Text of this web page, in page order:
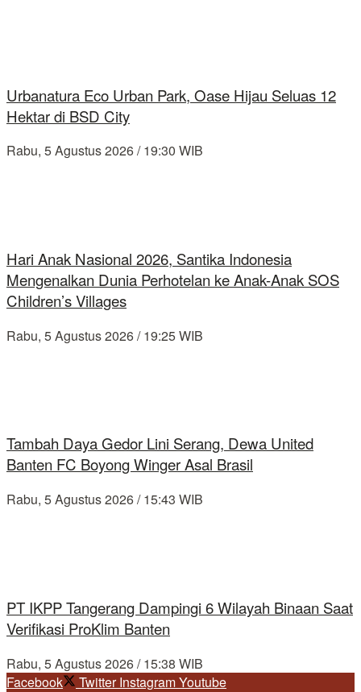
Urbanatura Eco Urban Park, Oase Hijau Seluas 12
Hektar di BSD City
Rabu, 5 Agustus 2026 / 19:30 WIB
Hari Anak Nasional 2026, Santika Indonesia
Mengenalkan Dunia Perhotelan ke Anak-Anak SOS
Children’s Villages
Rabu, 5 Agustus 2026 / 19:25 WIB
Tambah Daya Gedor Lini Serang, Dewa United
Banten FC Boyong Winger Asal Brasil
Rabu, 5 Agustus 2026 / 15:43 WIB
PT IKPP Tangerang Dampingi 6 Wilayah Binaan Saat
Verifikasi ProKlim Banten
Rabu, 5 Agustus 2026 / 15:38 WIB
Facebook
Twitter InstagramYoutube